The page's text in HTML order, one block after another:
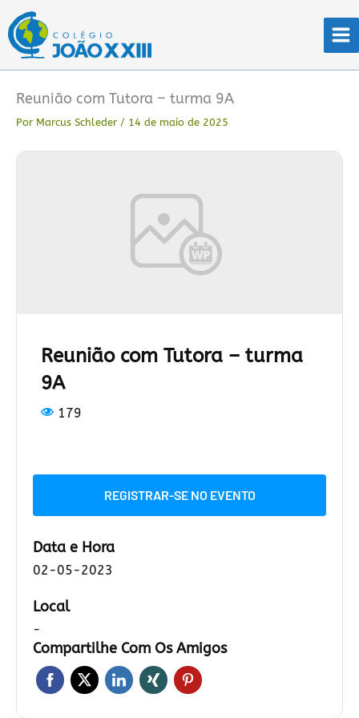
para
conteúdo
Reunião com Tutora – turma 9A
Por Marcus Schleder / 14 de maio de 2025
Reunião com Tutora – turma
9A
179
REGISTRAR-SE NO EVENTO
Data e Hora
02-05-2023
Local
-
Compartilhe Com Os Amigos